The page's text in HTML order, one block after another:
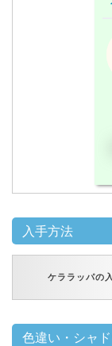
入手方法
ケララッパの
色違い・シャ